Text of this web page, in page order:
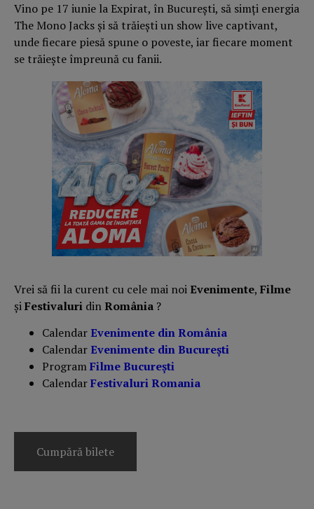
Vino pe 17 iunie la Expirat, în București, să simți energia
The Mono Jacks și să trăiești un show live captivant,
unde fiecare piesă spune o poveste, iar fiecare moment
se trăiește împreună cu fanii.
Vrei să fii la curent cu cele mai noiEvenimente, Filme
șiFestivaluri dinRomânia ?
CalendarEvenimente din România
CalendarEvenimente din București
ProgramFilme București
CalendarFestivaluri Romania
Cumpără bilete